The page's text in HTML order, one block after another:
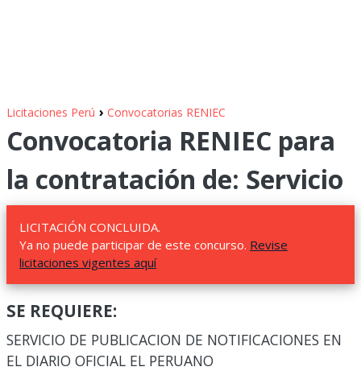
Licitaciones Perú › Convocatorias RENIEC
Convocatoria RENIEC para
la contratación de: Servicio
LICITACIÓN CONCLUIDA.
Ya no puede participar de este concurso. Revise
licitaciones vigentes aquí
SE REQUIERE:
SERVICIO DE PUBLICACION DE NOTIFICACIONES EN
EL DIARIO OFICIAL EL PERUANO